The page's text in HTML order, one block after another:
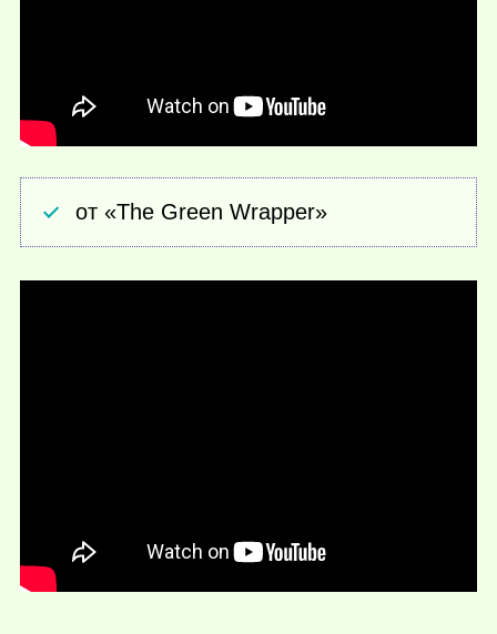
от «The Green Wrapper»